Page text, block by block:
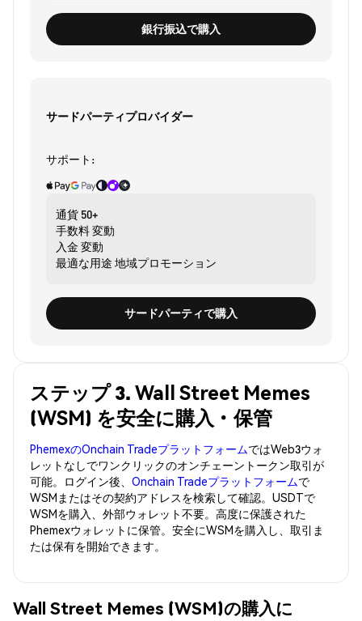
銀行振込で購入
サードパーティプロバイダー
サポート:
通貨 50+
手数料変動
入金 変動
最適な用途 地域プロモーション
サードパーティで購入
ステップ 3. Wall Street Memes
(WSM) を安全に購入・保管
PhemexのOnchain TradeプラットフォームではWeb3ウォ
レットなしでワンクリックのオンチェーントークン取引が
可能。ログイン後、 Onchain Tradeプラットフォームで
WSMまたはその契約アドレスを検索して確認。USDTで
WSMを購入、外部ウォレット不要。高度に保護された
Phemexウォレットに保管。安全にWSMを購入し、取引ま
たは保有を開始できます。
Wall Street Memes (WSM)の購入に